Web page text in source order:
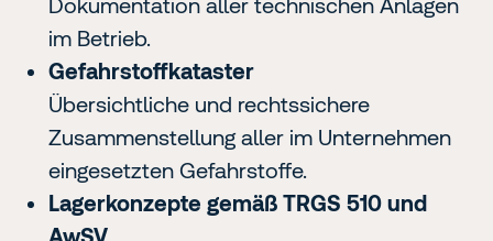
im Betrieb.
Gefahrstoffkataster
Übersichtliche und rechtssichere
Zusammenstellung aller im Unternehmen
eingesetzten Gefahrstoffe.
Lagerkonzepte gemäß TRGS 510 und